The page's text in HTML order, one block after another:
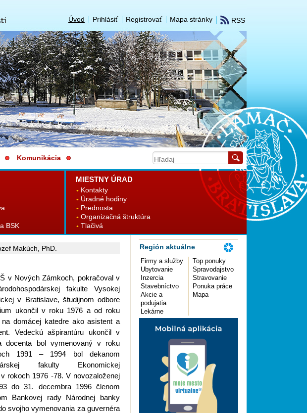
Úvod RSS
Mapa stránky
Registrovať
Prihlásiť
BSK
MIESTNY ÚRAD
Kontakty
Úradné hodiny
Prednosta
Organizačná štruktúra
Tlačivá
Makúch, PhD.
v Nových Zámkoch, pokračoval v
fakulte Vysokej
v Bratislave, študijnom odbore
ukončil v roku 1976 a od roku
na domácej katedre ako asistent a
Vedeckú ašpirantúru ukončil v
docenta bol vymenovaný v roku
1991 – 1994 bol dekanom
fakulty Ekonomickej
rokoch 1976 -78. V novozaloženej
do 31. decembra 1996 členom
Bankovej rady Národnej banky
svojho vymenovania za guvernéra
Región aktuálne
Firmy a služby
Ubytovanie
Inzercia
Stavebníctvo
Akcie a
podujatia
Lekárne
Top ponuky
Spravodajstvo
Stravovanie
Ponuka práce
Mapa
Komunikácia